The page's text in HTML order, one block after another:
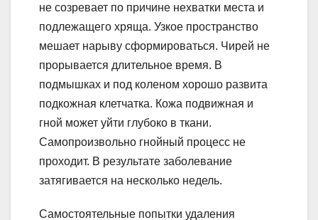
не созревает по причине нехватки места и
подлежащего хряща. Узкое пространство
мешает нарыву сформироваться. Чирей не
прорывается длительное время. В
подмышках и под коленом хорошо развита
подкожная клетчатка. Кожа подвижная и
гной может уйти глубоко в ткани.
Самопроизвольно гнойный процесс не
проходит. В результате заболевание
затягивается на несколько недель.
Самостоятельные попытки удаления